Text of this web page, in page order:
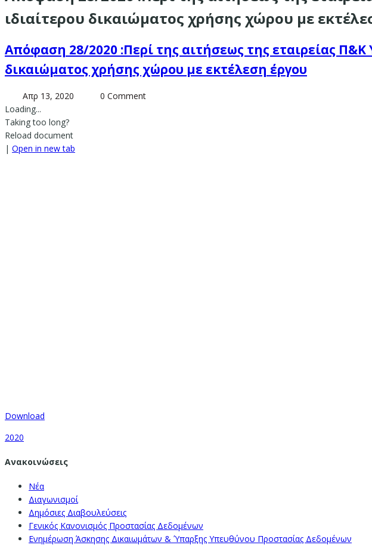
ιδιαίτερου δικαιώματος χρήσης χώρου με
Απόφαση 28/2020 :Περί της αιτήσεως της εταιρείας
δικαιώματος χρήσης χώρου με εκτέλεση έργου
Απρ 13, 2020
0 Comment
Loading...
Taking too long?
Reload document
| Open in new tab
Download
2020
Ανακοινώσεις
Νέα
Διαγωνισμοί
Δημόσιες Διαβουλεύσεις
Γενικός Κανονισμός Προστασίας Δεδομένων
Ενημέρωση Άσκησης Δικαιωμάτων & Ύπαρξης Υπευθύνου Προστασίας Δεδομένων